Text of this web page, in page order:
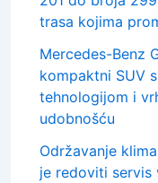
trasa kojima
Mercedes-Benz
kompaktni SUV
tehnologijom i
udobnošću
Održavanje
je redoviti servis